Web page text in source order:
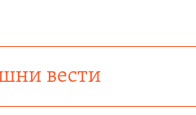
вести